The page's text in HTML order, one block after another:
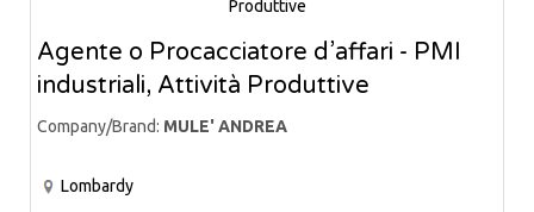
Agente o Procacciatore d’affari - PMI
industriali, Attività Produttive
Company/Brand: MULE' ANDREA
Lombardy